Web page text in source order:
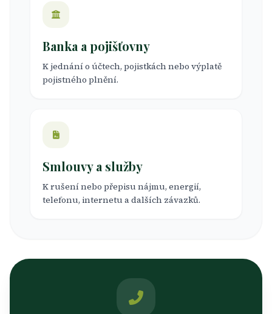
Banka a pojišťovny
K jednání o účtech, pojistkách nebo výplatě
pojistného plnění.
Smlouvy a služby
K rušení nebo přepisu nájmu, energií,
telefonu, internetu a dalších závazků.